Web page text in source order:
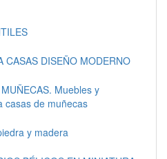
CASAS DISEÑO MODERNO
Muebles y
casas de muñecas
y madera